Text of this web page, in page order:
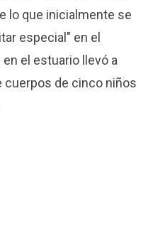
lo que inicialmente se
especial" en el
el estuario llevó a
cuerpos de cinco niños